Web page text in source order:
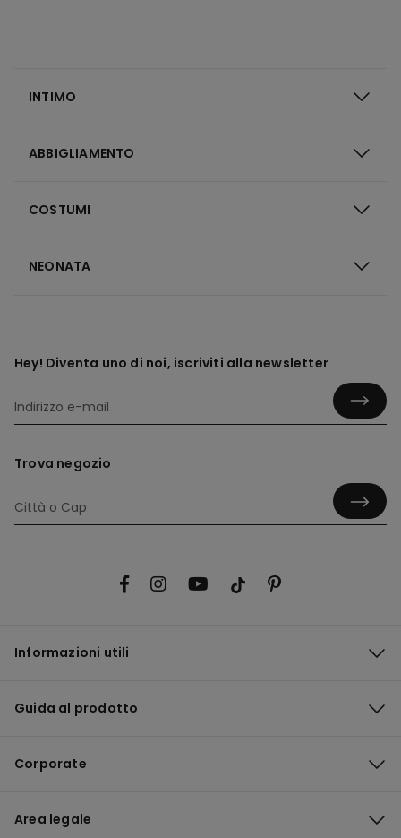
INTIMO
ABBIGLIAMENTO
COSTUMI
NEONATA
Hey! Diventa uno di noi, iscriviti alla newsletter
Trova negozio
Informazioni utili
Guida al prodotto
Corporate
Area legale